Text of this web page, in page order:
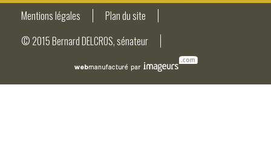
Mentions légales
Plan du site
© 2015 Bernard DELCROS, sénateur